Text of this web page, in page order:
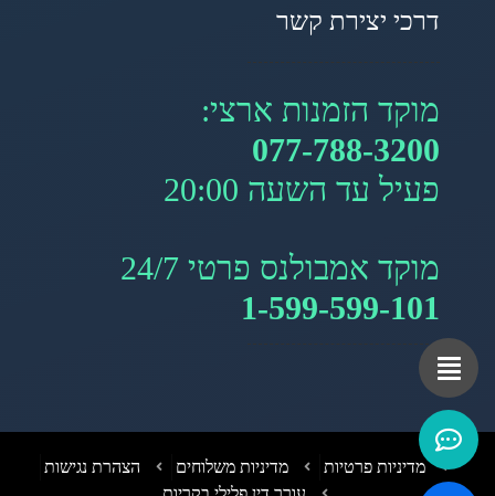
דרכי יצירת קשר
מוקד הזמנות ארצי:
077-788-3200
פעיל עד השעה 20:00
מוקד אמבולנס פרטי 24/7
1-599-599-101
מדיניות פרטיות מדיניות משלוחים
הצהרת נגישות